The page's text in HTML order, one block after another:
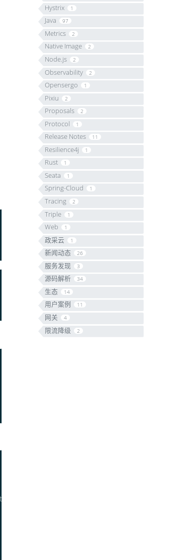
Hystrix 1
Java 97
Metrics 2
Native Image 2
Node.js 2
Observability 2
Opensergo 1
Pixiu 2
Proposals 2
Protocol 1
Release Notes 11
Resilience4j 1
Rust 1
Seata 1
Spring-Cloud 1
Tracing 2
Triple 1
Web 1
政采云 1
新闻动态 26
服务发现 3
源码解析 34
生态 14
用户案例 11
网关 4
限流降级 2